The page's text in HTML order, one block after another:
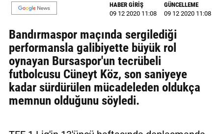
BİZE
Künye
İletişim
Gizlilik
Sözleşmesi
HABER GİRİŞ
09 12 2020 11:08
GÜNCELLEME
09 12 2020 11:08
Bandırmaspor maçında sergilediği
performansla galibiyette büyük rol
oynayan Bursaspor'un tecrübeli
futbolcusu Cüneyt Köz, son saniyeye
kadar sürdürülen mücadeleden oldukça
memnun olduğunu söyledi.